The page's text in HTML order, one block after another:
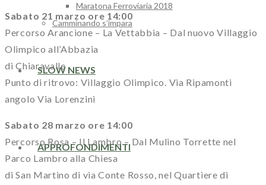
Maratona Ferroviaria 2018
Camminando s’impara
SLOW NEWS
APPROFONDIMENTI
Sabato 21 marzo ore 14:00
Percorso Arancione – La Vettabbia – Dal nuovo Villaggio
Olimpico all’Abbazia
di Chiaravalle
Punto di ritrovo: Villaggio Olimpico. Via Ripamonti
angolo Via Lorenzini
Sabato 28 marzo ore 14:00
Percorso Rosa – Il Lambro – Dal Mulino Torrette nel
Parco Lambro alla Chiesa
di San Martino di via Conte Rosso, nel Quartiere di